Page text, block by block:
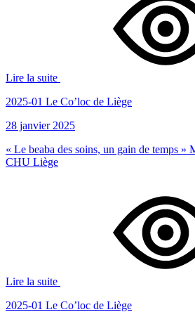
Lire la suite
2025-01 Le Co’loc de Liège
28 janvier 2025
« Le beaba des soins, un gain de temps »
CHU Liège
Lire la suite
2025-01 Le Co’loc de Liège